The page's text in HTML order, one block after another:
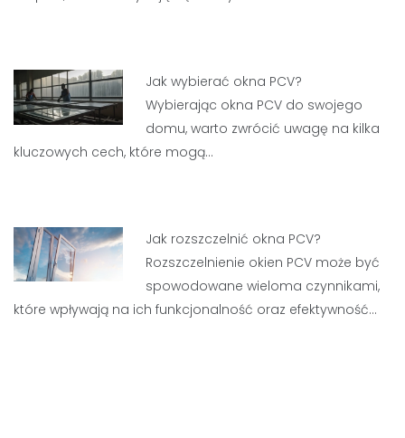
Jak wybierać okna PCV?
Wybierając okna PCV do swojego
domu, warto zwrócić uwagę na kilka
kluczowych cech, które mogą…
Jak rozszczelnić okna PCV?
Rozszczelnienie okien PCV może być
spowodowane wieloma czynnikami,
które wpływają na ich funkcjonalność oraz efektywność…